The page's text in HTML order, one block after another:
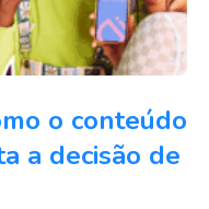
o conteúdo
a decisão de